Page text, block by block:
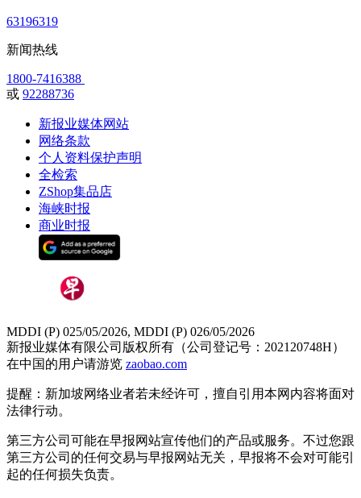
63196319
新闻热线
1800-7416388
或 92288736
新报业媒体网站
网络条款
个人资料保护声明
全检索
ZShop集品店
海峡时报
商业时报
MDDI (P) 025/05/2026, MDDI (P) 026/05/2026
新报业媒体有限公司版权所有（公司登记号：202120748H）
在中国的用户请游览 zaobao.com
提醒：新加坡网络业者若未经许可，擅自引用本网内容将面对
法律行动。
第三方公司可能在早报网站宣传他们的产品或服务。不过您跟
第三方公司的任何交易与早报网站无关，早报将不会对可能引
起的任何损失负责。